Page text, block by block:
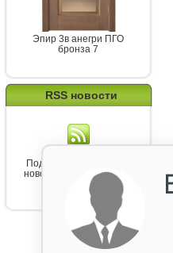
Эпир 3в анегри ПГО
бронза 7
RSS новости
Подпишитесь на канал
новостей от Belorawood